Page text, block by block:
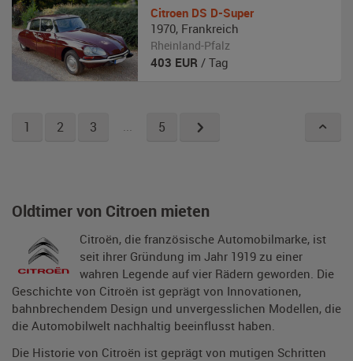
Oldtimer von Citroen mieten
Citroën, die französische Automobilmarke, ist
seit ihrer Gründung im Jahr 1919 zu einer
wahren Legende auf vier Rädern geworden. Die
Geschichte von Citroën ist geprägt von Innovationen,
bahnbrechendem Design und unvergesslichen Modellen, die
die Automobilwelt nachhaltig beeinflusst haben.
Die Historie von Citroën ist geprägt von mutigen Schritten
Citroen DS D-Super
1970, Frankreich
Rheinland-Pfalz
403 EUR / Tag
1 2 3 ... 5